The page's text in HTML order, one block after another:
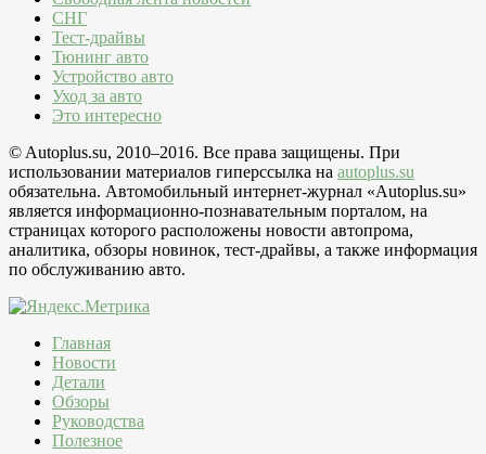
СНГ
Тест-драйвы
Тюнинг авто
Устройство авто
Уход за авто
Это интересно
© Autoplus.su, 2010–2016. Все права защищены. При
использовании материалов гиперссылка на autoplus.su
обязательна. Автомобильный интернет-журнал «Autoplus.su»
является информационно-познавательным порталом, на
страницах которого расположены новости автопрома,
аналитика, обзоры новинок, тест-драйвы, а также информация
по обслуживанию авто.
Главная
Новости
Детали
Обзоры
Руководства
Полезное